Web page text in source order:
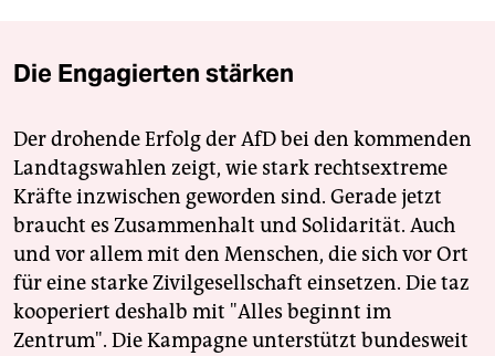
Die Engagierten stärken
Der drohende Erfolg der AfD bei den kommenden
Landtagswahlen zeigt, wie stark rechtsextreme
Kräfte inzwischen geworden sind. Gerade jetzt
braucht es Zusammenhalt und Solidarität. Auch
und vor allem mit den Menschen, die sich vor Ort
für eine starke Zivilgesellschaft einsetzen. Die taz
kooperiert deshalb mit "Alles beginnt im
Zentrum". Die Kampagne unterstützt bundesweit